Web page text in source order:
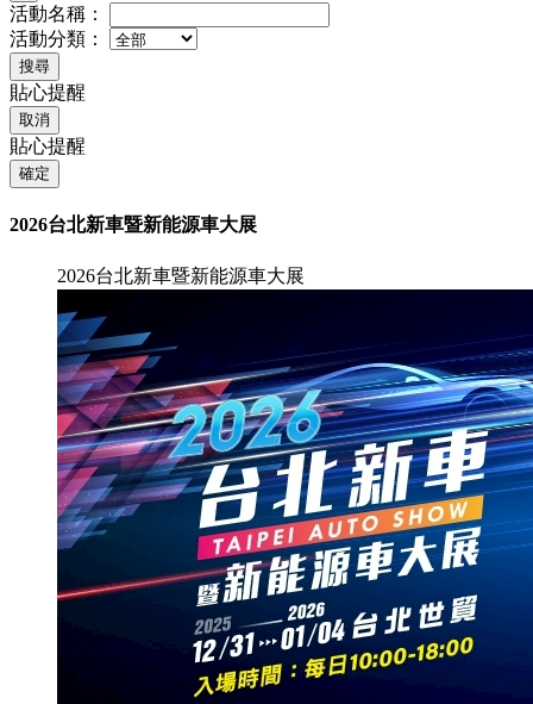
活動名稱：
活動分類：
搜尋
貼心提醒
取消
貼心提醒
確定
2026台北新車暨新能源車大展
2026台北新車暨新能源車大展